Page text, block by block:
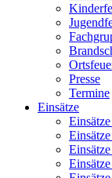
Presse
Termine
Einsätze